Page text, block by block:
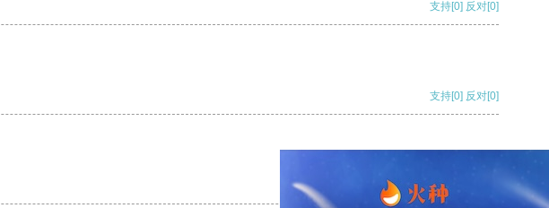
支持[0] 反对[0]
支持[0] 反对[0]
支持